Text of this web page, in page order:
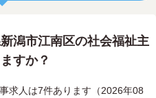
潟市江南区の社会福祉主
すか？
求人は7件あります（2026年08